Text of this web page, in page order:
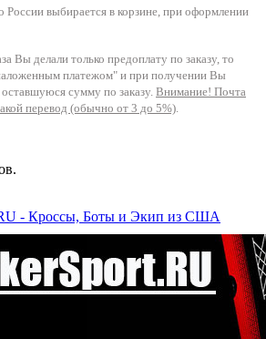
выбирается в корзине, при оформлении
Вы делали только предоплату по заказу, то
платежом" и при получении Вы
сумму по заказу. Внимание! Почта
перевод (обычно от 3 до 5%).
- Кроссы, Боты и Экип из США